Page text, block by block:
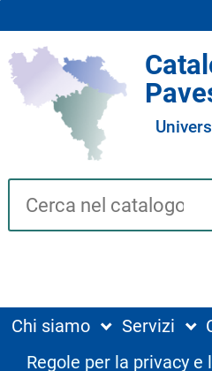
Cerca su "Catalogo"
Chi siamo Servizi
Regole per la privacy